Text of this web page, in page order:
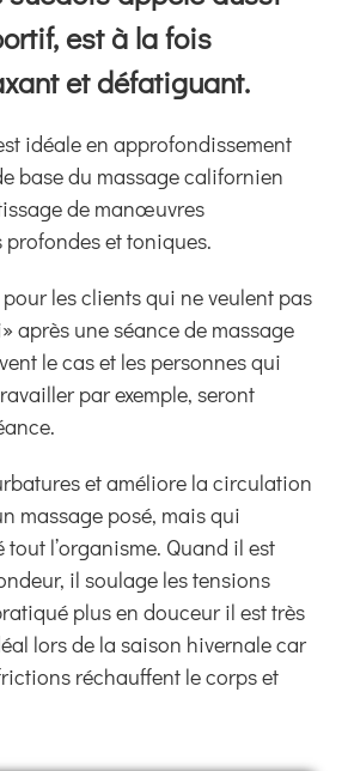
est à la fois
et défatiguant.
idéale en approfondissement
base du massage californien
de manœuvres
et toniques.
les clients qui ne veulent pas
après une séance de massage
le cas et les personnes qui
par exemple, seront
et améliore la circulation
massage posé, mais qui
l’organisme. Quand il est
il soulage les tensions
plus en douceur il est très
lors de la saison hivernale car
réchauffent le corps et